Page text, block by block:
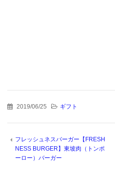
2019/06/25 ギフト
フレッシュネスバーガー【FRESH
NESS BURGER】東坡肉（トンポ
ーロー）バーガー